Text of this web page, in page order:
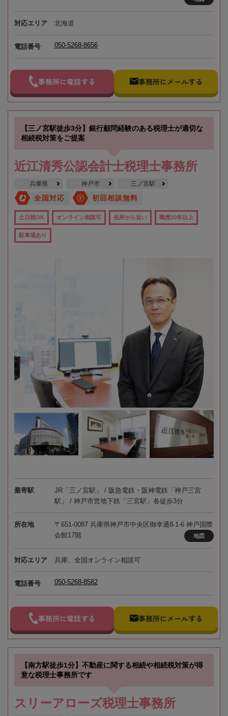
対応エリア 北海道
電話番号 050-5268-8656
事務所に電話する 事務所にメールする
【三ノ宮駅徒歩3分】銀行顧問経験のある税理士が適切な
相続税対策をご提案
近江清秀公認会計士税理士事務所
兵庫県 神戸市 三ノ宮駅
全国対応 初回相談無料
土日祝OK オンライン相談可 役所から近い 職歴20年以上
駐車場あり
最寄駅
JR「三ノ宮駅」 / 阪急電鉄・阪神電鉄「神戸三宮
駅」 / 神戸市営地下鉄「三宮駅」各徒歩3分
所在地
〒651-0087 兵庫県神戸市中央区御幸通8-1-6 神戸国際
会館17階
地図
対応エリア 兵庫、全国オンライン相談可
電話番号 050-5268-8582
事務所に電話する 事務所にメールする
【南方駅徒歩1分】不動産に関する相続や相続税対策が得
意な税理士事務所です
スリーアローズ税理士事務所